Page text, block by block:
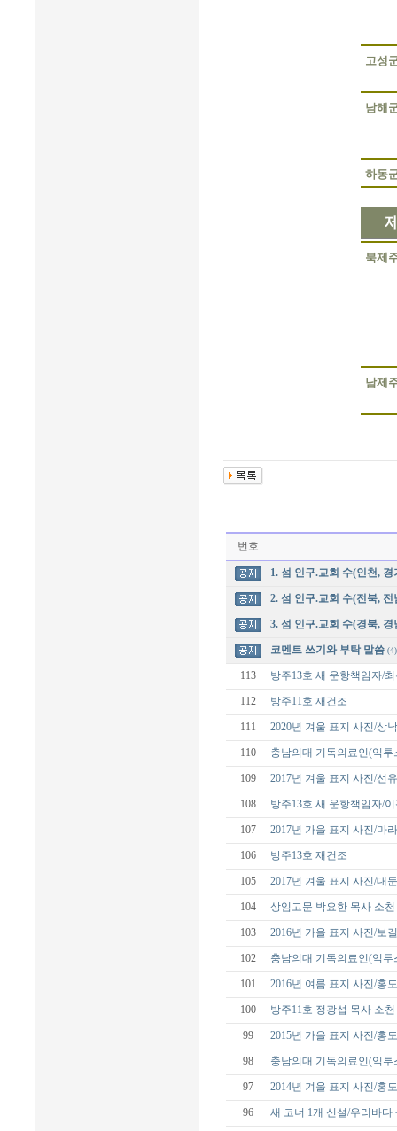
고성
남해
하동
북제
남제
번호
1. 섬 인구.교회 수(인천, 경
2. 섬 인구.교회 수(전북, 전
3. 섬 인구.교회 수(경북, 경
코멘트 쓰기와 부탁 말씀 (4)
113 방주13호 새 운항책임자/
112 방주11호 재건조
111 2020년 겨울 표지 사진/상
110 충남의대 기독의료인(익
109 2017년 겨울 표지 사진/선
108 방주13호 새 운항책임자/
107 2017년 가을 표지 사진/마
106 방주13호 재건조
105 2017년 겨울 표지 사진/대
104 상임고문 박요한 목사 소천
103 2016년 가을 표지 사진/보
102 충남의대 기독의료인(익투
101 2016년 여름 표지 사진/홍
100 방주11호 정광섭 목사 소천
99 2015년 가을 표지 사진/홍
98 충남의대 기독의료인(익
97 2014년 겨울 표지 사진/홍
96 새 코너 1개 신설/우리바다